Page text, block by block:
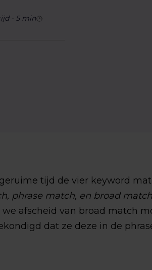
- 5min
tijd de vier keyword
phrase match, en broad
afscheid van broad match
dat ze deze in de